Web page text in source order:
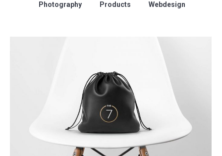
Photography
Products Webdesign